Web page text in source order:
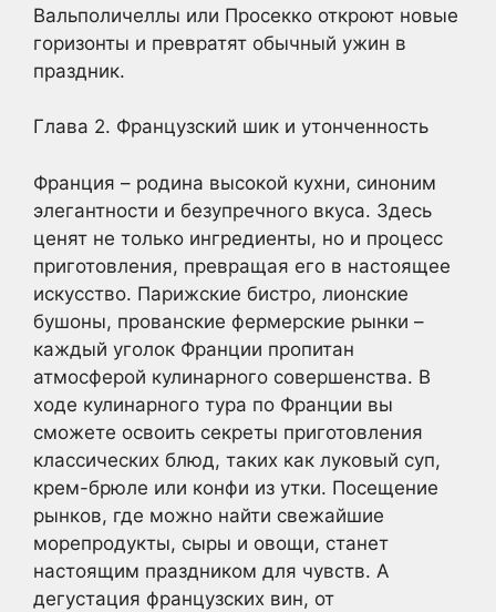
Вальполичеллы или Просекко откроют новые
горизонты и превратят обычный ужин в
праздник.
Глава 2. Французский шик и утонченность
Франция – родина высокой кухни, синоним
элегантности и безупречного вкуса. Здесь
ценят не только ингредиенты, но и процесс
приготовления, превращая его в настоящее
искусство. Парижские бистро, лионские
бушоны, прованские фермерские рынки –
каждый уголок Франции пропитан
атмосферой кулинарного совершенства. В
ходе кулинарного тура по Франции вы
сможете освоить секреты приготовления
классических блюд, таких как луковый суп,
крем-брюле или конфи из утки. Посещение
рынков, где можно найти свежайшие
морепродукты, сыры и овощи, станет
настоящим праздником для чувств. А
дегустация французских вин, от